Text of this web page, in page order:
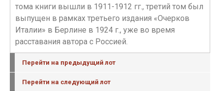
тома книги вышли в 1911-1912 гг., третий том был
выпущен в рамках третьего издания «Очерков
Италии» в Берлине в 1924 г., уже во время
расставания автора с Россией.
Перейти на предыдущий лот
Перейти на следующий лот